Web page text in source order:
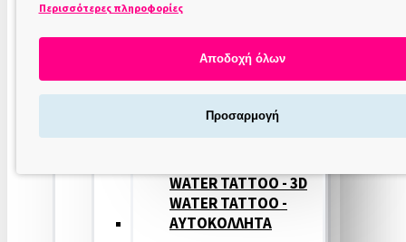
ΝΥΧΙΩΝ
ΣΦΡΑΓΙΔΕΣ
ΝΥΧΙΩΝ
WATER TATTOO - 3D
WATER TATTOO -
ΑΥΤΟΚΟΛΛΗΤΑ
Περισσότερες πληροφορίες
Αποδοχή όλων
Προσαρμογή